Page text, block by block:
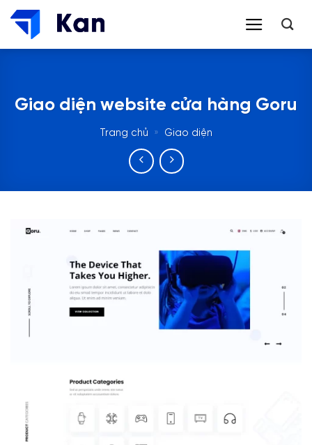
Bỏ
qua
nội
Giao diện website cửa hàng Goru
Trang chủ » Giao diện